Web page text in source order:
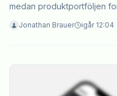
medan produktportföljen
Jonathan Brauer igår 12:04